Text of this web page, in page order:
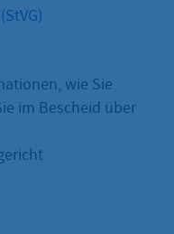
wie Sie
im Bescheid über